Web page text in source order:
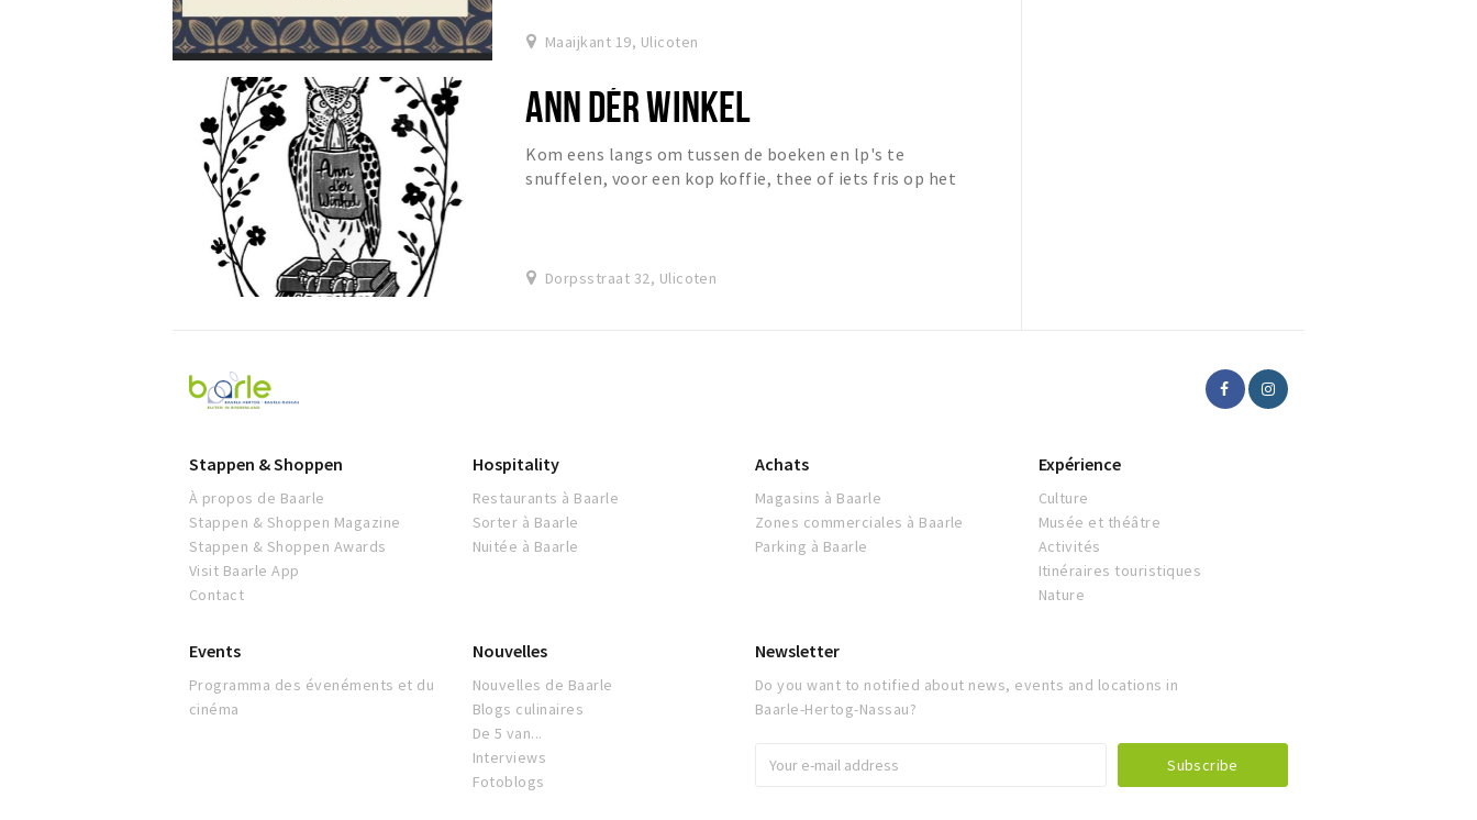
Maaijkant 19, Ulicoten
ANN DÉR WINKEL
Kom eens langs om tussen de boeken en lp's te
snuffelen, voor een kop koffie, thee of iets fris op het
Dorpsstraat 32, Ulicoten
Visit
Baarle
Stappen & Shoppen
À propos de Baarle
Stappen & Shoppen Magazine
Stappen & Shoppen Awards
Visit Baarle App
Contact
Hospitality
Restaurants à Baarle
Sorter à Baarle
Nuitée à Baarle
Achats
Magasins à Baarle
Zones commerciales à Baarle
Parking à Baarle
Expérience
Culture
Musée et théâtre
Activités
Itinéraires touristiques
Nature
Events
Programma des évenéments et du
cinéma
Nouvelles
Nouvelles de Baarle
Blogs culinaires
De 5 van...
Interviews
Fotoblogs
Newsletter
Do you want to notified about news, events and locations in
Baarle-Hertog-Nassau?